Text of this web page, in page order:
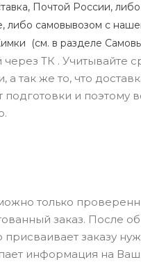
Почтой России,
либо самовывозом с
(см. в разделе
через ТК . Учитывайте
а так же то, что
подготовки и поэтому
только
заказ. После
заказу
информация на